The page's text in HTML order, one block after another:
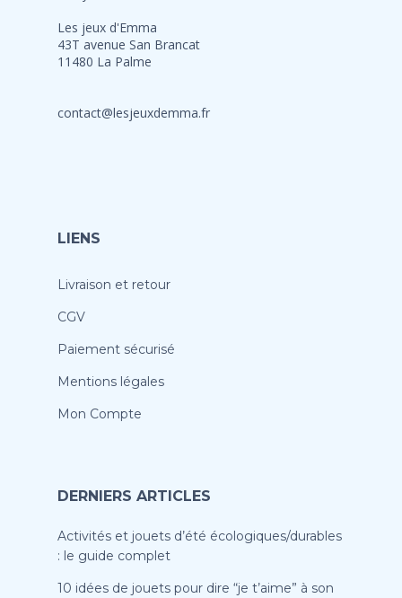
Les jeux d'Emma
43T avenue San Brancat
11480 La Palme
contact@lesjeuxdemma.fr
LIENS
Livraison et retour
CGV
Paiement sécurisé
Mentions légales
Mon Compte
DERNIERS ARTICLES
Activités et jouets d’été écologiques/durables
: le guide complet
10 idées de jouets pour dire “je t’aime” à son